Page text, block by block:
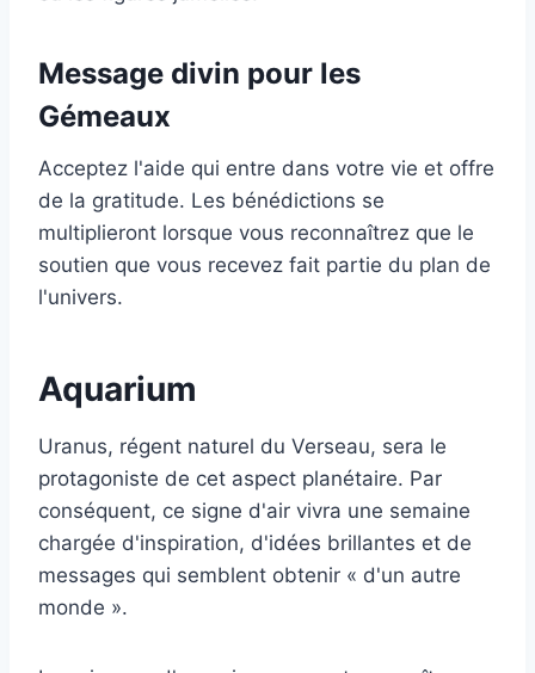
Message divin pour les
Gémeaux
Acceptez l'aide qui entre dans votre vie et offre
de la gratitude. Les bénédictions se
multiplieront lorsque vous reconnaîtrez que le
soutien que vous recevez fait partie du plan de
l'univers.
Aquarium
Uranus, régent naturel du Verseau, sera le
protagoniste de cet aspect planétaire. Par
conséquent, ce signe d'air vivra une semaine
chargée d'inspiration, d'idées brillantes et de
messages qui semblent obtenir « d'un autre
monde ».